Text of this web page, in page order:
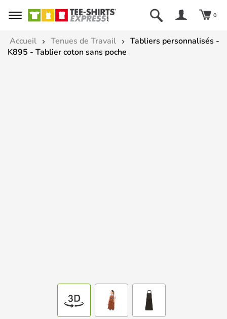
0
Accueil Tenues de Travail
Tabliers personnalisés -
K895 - Tablier coton sans poche